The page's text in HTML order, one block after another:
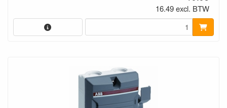
16.49 excl. BTW